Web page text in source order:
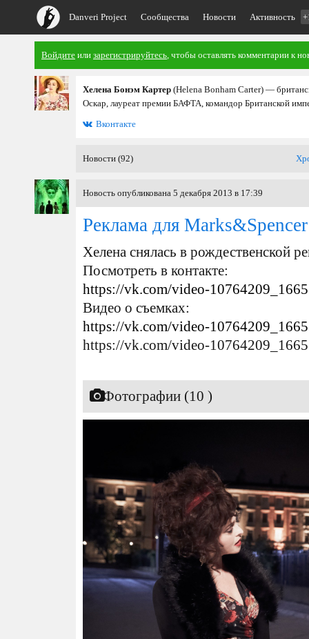
Danveri Project Сообщества Новости Активность
Войдите или зарегистрируйтесь, чтобы оставлять комментарии к
Хелена Бонэм Картер (Helena Bonham Carter) —
Оскар, лауреат премии БАФТА, командор Британской
Вконтакте
Новости (92)
Новость опубликована 5 декабря 2013 в 17:39
Реклама для Marks&Spencer
Хелена снялась в рождественской
Посмотреть в контакте:
https://vk.com/video-
Видео о съемках:
https://vk.com/video-
https://vk.com/video-
Фотографии (10 )